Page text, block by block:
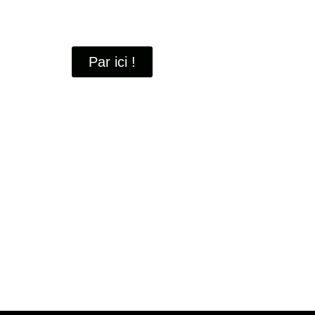
Par ici !